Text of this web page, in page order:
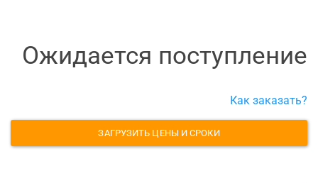
Ожидается поступление
Как заказать?
ЗАГРУЗИТЬ ЦЕНЫ И СРОКИ